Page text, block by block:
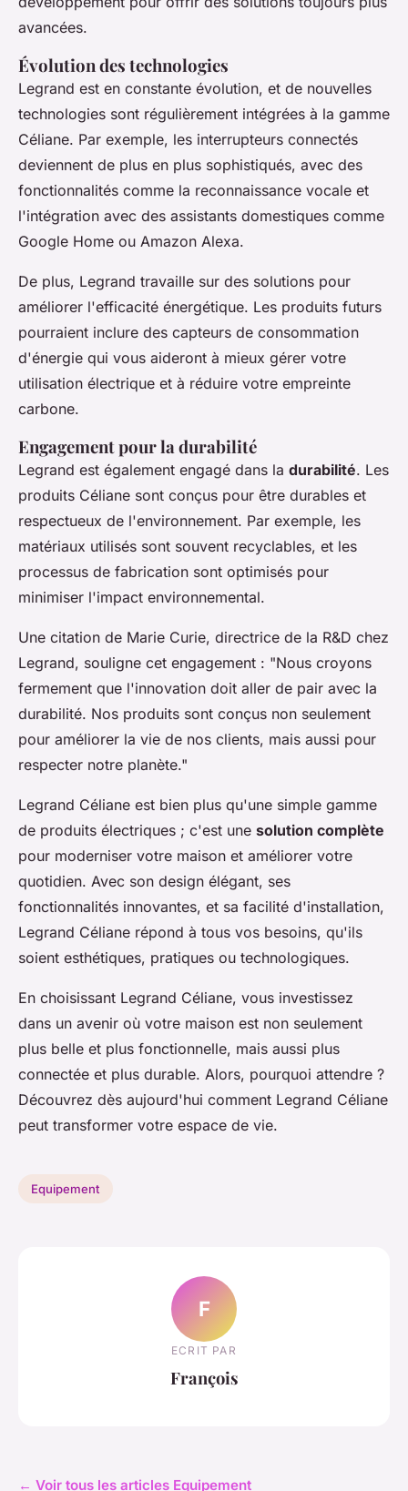
avancées.
Évolution des technologies
Legrand est en constante évolution, et de nouvelles
technologies sont régulièrement intégrées à la gamme
Céliane. Par exemple, les interrupteurs connectés
deviennent de plus en plus sophistiqués, avec des
fonctionnalités comme la reconnaissance vocale et
l'intégration avec des assistants domestiques comme
Google Home ou Amazon Alexa.
De plus, Legrand travaille sur des solutions pour
améliorer l'efficacité énergétique. Les produits futurs
pourraient inclure des capteurs de consommation
d'énergie qui vous aideront à mieux gérer votre
utilisation électrique et à réduire votre empreinte
carbone.
Engagement pour la durabilité
Legrand est également engagé dans la durabilité. Les
produits Céliane sont conçus pour être durables et
respectueux de l'environnement. Par exemple, les
matériaux utilisés sont souvent recyclables, et les
processus de fabrication sont optimisés pour
minimiser l'impact environnemental.
Une citation de Marie Curie, directrice de la R&D chez
Legrand, souligne cet engagement : "Nous croyons
fermement que l'innovation doit aller de pair avec la
durabilité. Nos produits sont conçus non seulement
pour améliorer la vie de nos clients, mais aussi pour
respecter notre planète."
Legrand Céliane est bien plus qu'une simple gamme
de produits électriques ; c'est une solution complète
pour moderniser votre maison et améliorer votre
quotidien. Avec son design élégant, ses
fonctionnalités innovantes, et sa facilité d'installation,
Legrand Céliane répond à tous vos besoins, qu'ils
soient esthétiques, pratiques ou technologiques.
En choisissant Legrand Céliane, vous investissez
dans un avenir où votre maison est non seulement
plus belle et plus fonctionnelle, mais aussi plus
connectée et plus durable. Alors, pourquoi attendre ?
Découvrez dès aujourd'hui comment Legrand Céliane
peut transformer votre espace de vie.
Equipement
F
ECRIT PAR
François
← Voir tous les articles Equipement